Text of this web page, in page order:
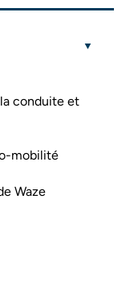
conduite et
mobilité
Waze